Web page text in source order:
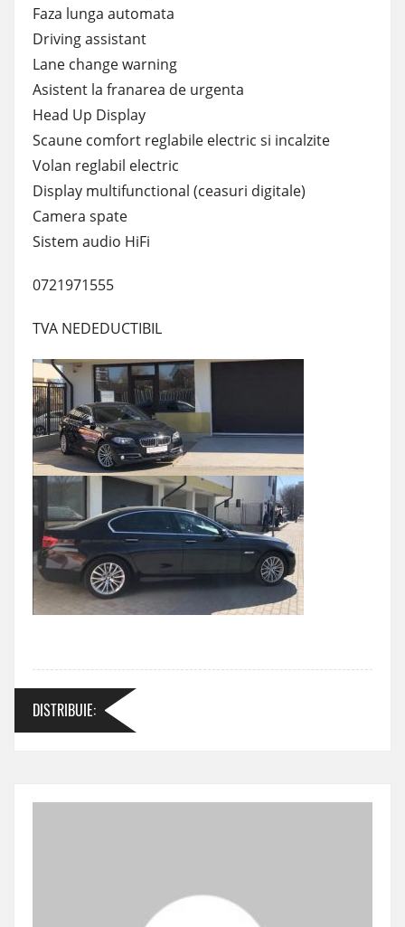
Faza lunga automata
Driving assistant
Lane change warning
Asistent la franarea de urgenta
Head Up Display
Scaune comfort reglabile electric si incalzite
Volan reglabil electric
Display multifunctional (ceasuri digitale)
Camera spate
Sistem audio HiFi
0721971555
TVA NEDEDUCTIBIL‎
DISTRIBUIE: